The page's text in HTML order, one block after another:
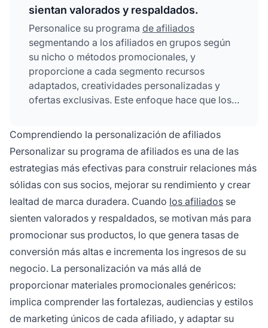
sientan valorados y respaldados.
Personalice su programa de afiliados
segmentando a los afiliados en grupos según
su nicho o métodos promocionales, y
proporcione a cada segmento recursos
adaptados, creatividades personalizadas y
ofertas exclusivas. Este enfoque hace que los
motivación y mejora significativamente el
rendimiento del programa y las tasas de
conversión.
Comprendiendo la personalización de afiliados
Personalizar su programa de afiliados es una de las
estrategias más efectivas para construir relaciones más
sólidas con sus socios, mejorar su rendimiento y crear
lealtad de marca duradera. Cuando los afiliados se
sienten valorados y respaldados, se motivan más para
promocionar sus productos, lo que genera tasas de
conversión más altas e incrementa los ingresos de su
negocio. La personalización va más allá de
proporcionar materiales promocionales genéricos:
implica comprender las fortalezas, audiencias y estilos
de marketing únicos de cada afiliado, y adaptar su